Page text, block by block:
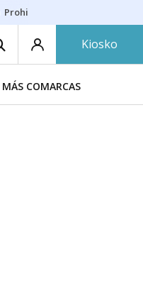
Prohibiciones eclipse
Kiosko
MÁS COMARCAS